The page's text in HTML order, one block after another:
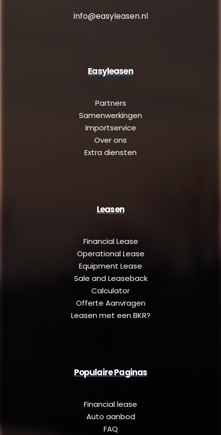
info@easyleasen.nl
Easyleasen
Partners
Samenwerkingen
Importservice
Over ons
Extra diensten
Leasen
Financial Lease
Operational Lease
Equipment Lease
Sale and Leaseback
Calculator
Offerte Aanvragen
Leasen met een BKR?
Populaire Paginas
Financial lease
Auto aanbod
FAQ